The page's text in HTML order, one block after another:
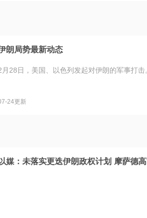
朗局势最新动态
月28日，美国、以色列发起对伊朗的军事打击
24更新
以媒：未落实更迭伊朗政权计划 摩萨德